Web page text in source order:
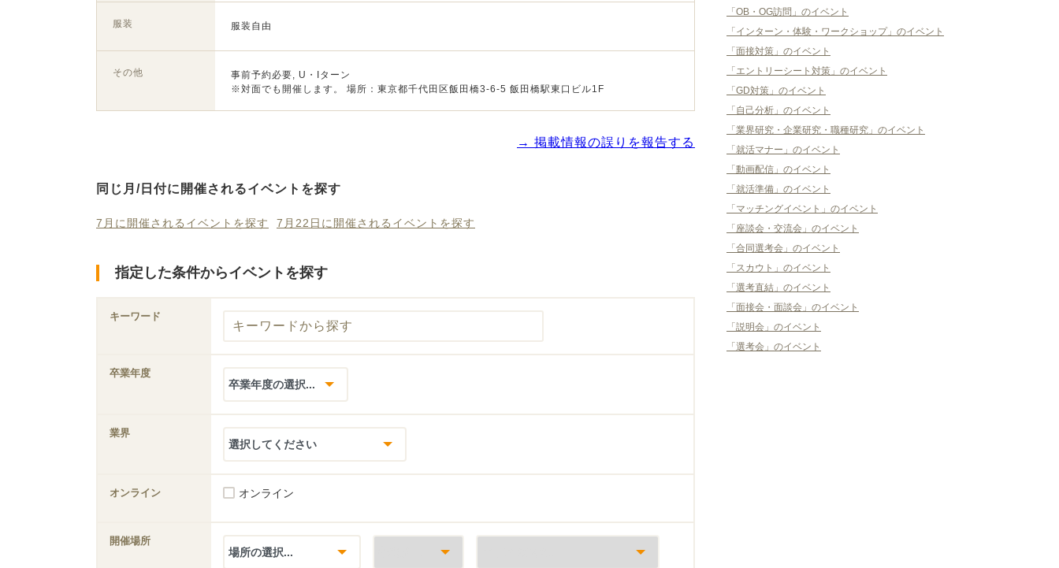
服装 服装自由
その他
事前予約必要, U・Iターン
※対面でも開催します。 場所：東京都千代田区飯田橋3-6-5 飯田橋駅東口ビル1F
→ 掲載情報の誤りを報告する
同じ月/日付に開催されるイベントを探す
7月に開催されるイベントを探す 7月22日に開催されるイベントを探す
指定した条件からイベントを探す
キーワード
卒業年度
業界
オンライン オンライン
開催場所
「OB・OG訪問」のイベント
「インターン・体験・ワークショップ」のイベント
「面接対策」のイベント
「エントリーシート対策」のイベント
「GD対策」のイベント
「自己分析」のイベント
「業界研究・企業研究・職種研究」のイベント
「就活マナー」のイベント
「動画配信」のイベント
「就活準備」のイベント
「マッチングイベント」のイベント
「座談会・交流会」のイベント
「合同選考会」のイベント
「スカウト」のイベント
「選考直結」のイベント
「面接会・面談会」のイベント
「説明会」のイベント
「選考会」のイベント